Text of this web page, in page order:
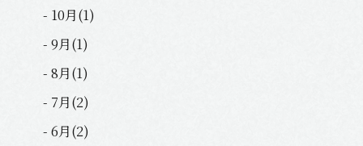
- 10月(1)
- 9月(1)
- 8月(1)
- 7月(2)
- 6月(2)